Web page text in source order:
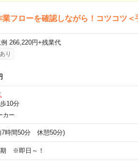
業フローを確認しながら！コツコツ＜
266,220円+残業代
り
10分
カー
7時間50分 休憩50分)
期 ※即日～！